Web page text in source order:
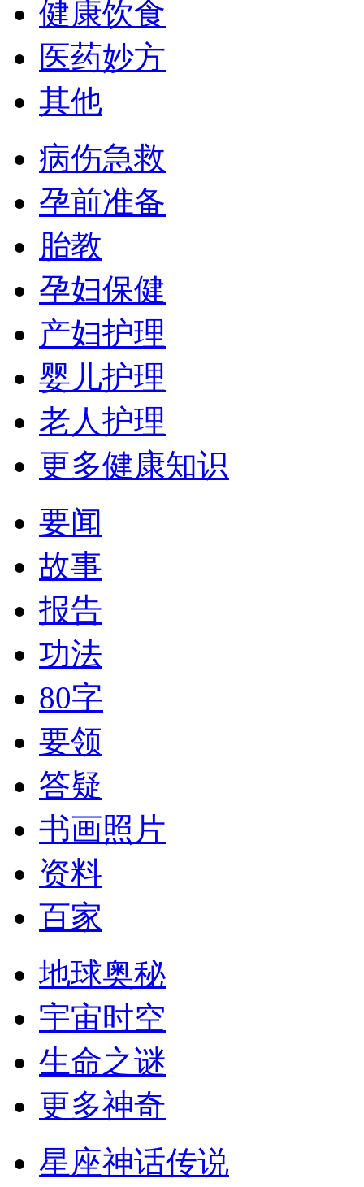
健康饮食
医药妙方
其他
病伤急救
孕前准备
胎教
孕妇保健
产妇护理
婴儿护理
老人护理
更多健康知识
要闻
故事
报告
功法
80字
要领
答疑
书画照片
资料
百家
地球奥秘
宇宙时空
生命之谜
更多神奇
星座神话传说